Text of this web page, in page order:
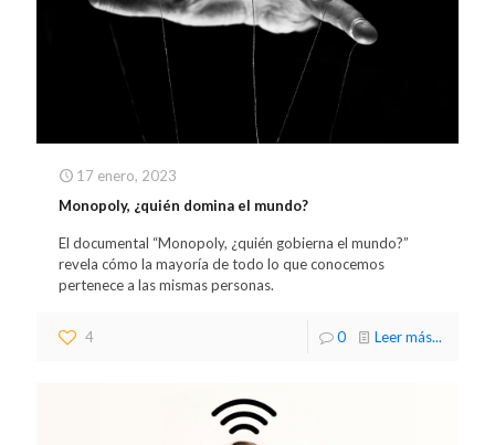
17 enero, 2023
Monopoly, ¿quién domina el mundo?
El documental “Monopoly, ¿quién gobierna el mundo?”
revela cómo la mayoría de todo lo que conocemos
pertenece a las mismas personas.
4 0 Leer más...